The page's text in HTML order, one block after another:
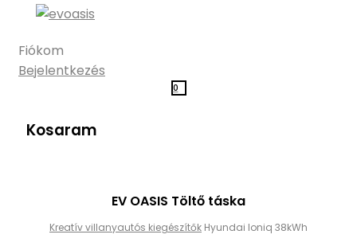
Fiókom
Bejelentkezés
0
Kosaram
EV OASIS Töltő táska
Kreatív villanyautós kiegészítők Hyundai Ioniq 38kWh